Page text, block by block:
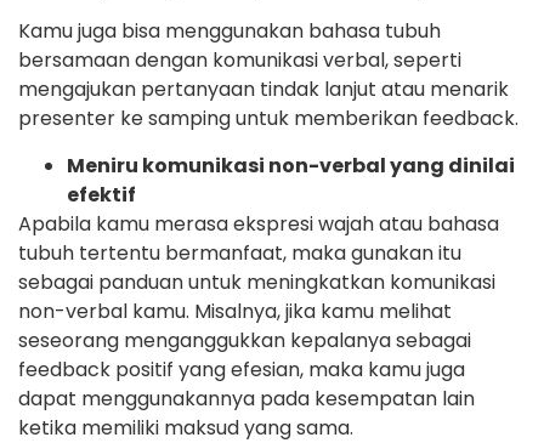
Kamu juga bisa menggunakan bahasa tubuh
bersamaan dengan komunikasi verbal, seperti
mengajukan pertanyaan tindak lanjut atau menarik
presenter ke samping untuk memberikan feedback.
Meniru komunikasi non-verbal yang dinilai
efektif
Apabila kamu merasa ekspresi wajah atau bahasa
tubuh tertentu bermanfaat, maka gunakan itu
sebagai panduan untuk meningkatkan komunikasi
non-verbal kamu. Misalnya, jika kamu melihat
seseorang menganggukkan kepalanya sebagai
feedback positif yang efesian, maka kamu juga
dapat menggunakannya pada kesempatan lain
ketika memiliki maksud yang sama.